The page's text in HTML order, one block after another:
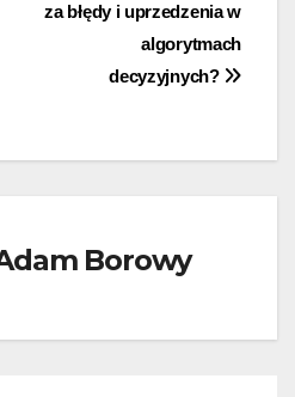
za błędy i uprzedzenia w
algorytmach
decyzyjnych?
Borowy